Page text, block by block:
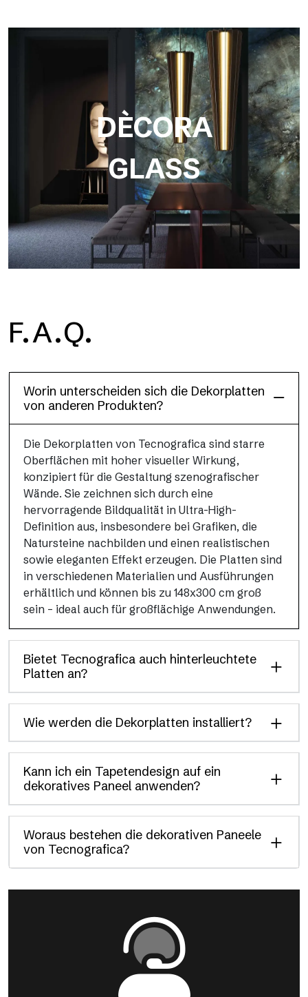
DÈCORA
GLASS
F.A.Q.
Worin unterscheiden sich die Dekorplatten
von anderen Produkten?
Die Dekorplatten von Tecnografica sind starre
Oberflächen mit hoher visueller Wirkung,
konzipiert für die Gestaltung szenografischer
Wände. Sie zeichnen sich durch eine
hervorragende Bildqualität in Ultra-High-
Definition aus, insbesondere bei Grafiken, die
Natursteine nachbilden und einen realistischen
sowie eleganten Effekt erzeugen. Die Platten sind
in verschiedenen Materialien und Ausführungen
erhältlich und können bis zu 148x300 cm groß
sein – ideal auch für großflächige Anwendungen.
Bietet Tecnografica auch hinterleuchtete
Platten an?
Wie werden die Dekorplatten installiert?
Kann ich ein Tapetendesign auf ein
dekoratives Paneel anwenden?
Woraus bestehen die dekorativen Paneele
von Tecnografica?